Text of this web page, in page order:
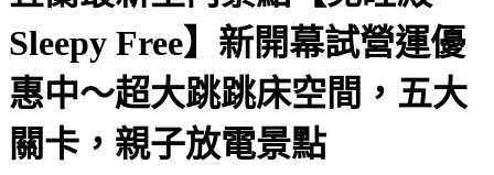
Sleepy Free】新開幕試營運優
惠中～超大跳跳床空間，五大
關卡，親子放電景點